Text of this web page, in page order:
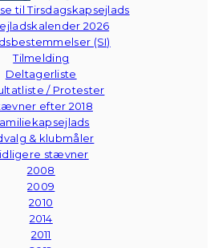
til Tirsdagskapsejlads
2026
(SI)
Tilmelding
Deltagerliste
/ Protester
efter 2018
& klubmåler
stævner
2008
2009
2010
2014
2011